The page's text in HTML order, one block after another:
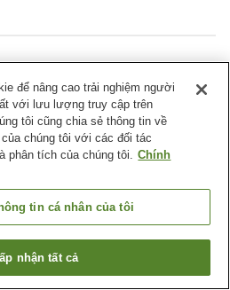
Nhà hàng
Nhà thi đấu
Jersey
Quận Bergen
Washington Bridge
phòng trống
để nâng cao trải nghiệm người
với lưu lượng truy cập trên
tôi cũng chia sẻ thông tin về
chúng tôi với các đối tác
phân tích của chúng tôi. Chính
tin cá nhân của tôi
nhận tất cả